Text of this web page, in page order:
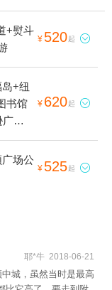
+熨斗
¥ 520起 
+纽
书馆
场1
¥ 620起 
场公
¥ 525起 
耶*牛 2018-06-21
城，虽然当时是最高